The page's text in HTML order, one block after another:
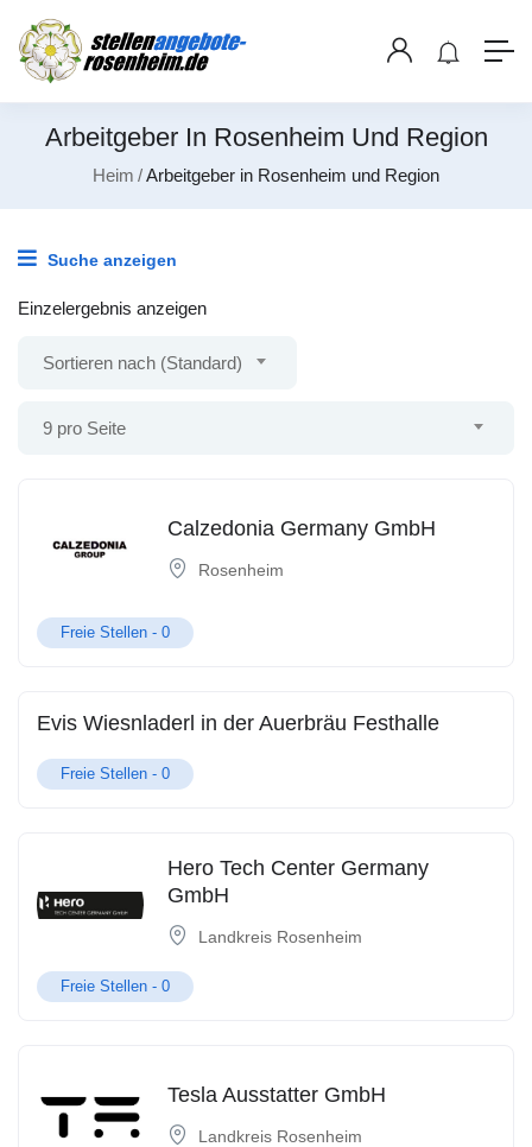
Arbeitgeber In Rosenheim Und Region
Heim Arbeitgeber in Rosenheim und Region
Suche anzeigen
Einzelergebnis anzeigen
Sortieren nach (Standard)
9 pro Seite
Calzedonia Germany GmbH
Rosenheim
Freie Stellen - 0
Evis Wiesnladerl in der Auerbräu Festhalle
Freie Stellen - 0
Hero Tech Center Germany
GmbH
Landkreis Rosenheim
Freie Stellen - 0
Tesla Ausstatter GmbH
Landkreis Rosenheim